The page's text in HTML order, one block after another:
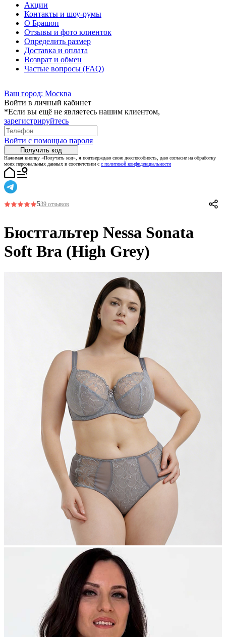
Акции
Контакты и шоу-румы
О Брашоп
Отзывы и фото клиенток
Определить размер
Доставка и оплата
Возврат и обмен
Частые вопросы (FAQ)
Ваш город: Москва
Войти в личный кабинет
*Если вы ещё не являетесь нашим клиентом,
зарегистрируйтесь
Войти с помощью пароля
Получить код
Нажимая кнопку «Получить код», я подтверждаю свою дееспособность, даю согласие на обработку
моих персональных данных в соответствии с с политикой конфиденциальности
539 отзывов
Бюстгальтер Nessa Sonata
Soft Bra (High Grey)